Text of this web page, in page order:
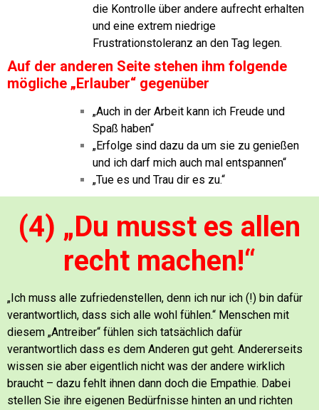
die Kontrolle über andere aufrecht erhalten
und eine extrem niedrige
Frustrationstoleranz an den Tag legen.
Auf der anderen Seite stehen ihm folgende
mögliche „Erlauber“ gegenüber
„Auch in der Arbeit kann ich Freude und
Spaß haben“
„Erfolge sind dazu da um sie zu genießen
und ich darf mich auch mal entspannen“
„Tue es und Trau dir es zu.“
(4) „Du musst es allen
recht machen!“
„Ich muss alle zufriedenstellen, denn ich nur ich (!) bin dafür
verantwortlich, dass sich alle wohl fühlen.“ Menschen mit
diesem „Antreiber“ fühlen sich tatsächlich dafür
verantwortlich dass es dem Anderen gut geht. Andererseits
wissen sie aber eigentlich nicht was der andere wirklich
braucht – dazu fehlt ihnen dann doch die Empathie. Dabei
stellen Sie ihre eigenen Bedürfnisse hinten an und richten